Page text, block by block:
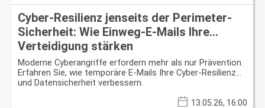
Cyber-Resilienz jenseits der Perimeter-
Sicherheit: Wie Einweg-E-Mails Ihre
Verteidigung stärken
Moderne Cyberangriffe erfordern mehr als nur Prävention.
Erfahren Sie, wie temporäre E-Mails Ihre Cyber-Resilienz
und Datensicherheit verbessern.
13.05.26, 16:00